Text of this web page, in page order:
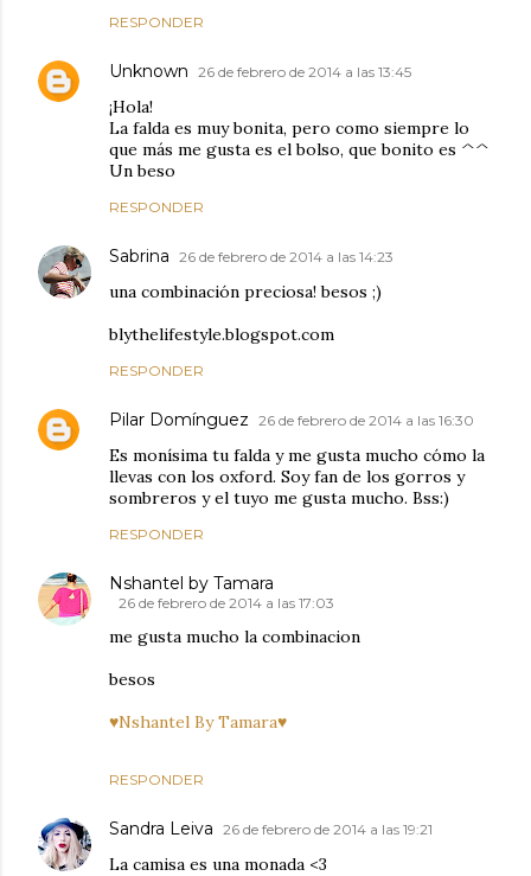
RESPONDER
Unknown 26 de febrero de 2014 a las 13:45
¡Hola!
La falda es muy bonita, pero como siempre lo
que más me gusta es el bolso, que bonito es ^^
Un beso
RESPONDER
Sabrina 26 de febrero de 2014 a las 14:23
una combinación preciosa! besos ;)
blythelifestyle.blogspot.com
RESPONDER
Pilar Domínguez 26 de febrero de 2014 a las 16:30
Es monísima tu falda y me gusta mucho cómo la
llevas con los oxford. Soy fan de los gorros y
sombreros y el tuyo me gusta mucho. Bss:)
RESPONDER
Nshantel by Tamara
26 de febrero de 2014 a las 17:03
me gusta mucho la combinacion
besos
♥Nshantel By Tamara♥
RESPONDER
Sandra Leiva 26 de febrero de 2014 a las 19:21
La camisa es una monada <3